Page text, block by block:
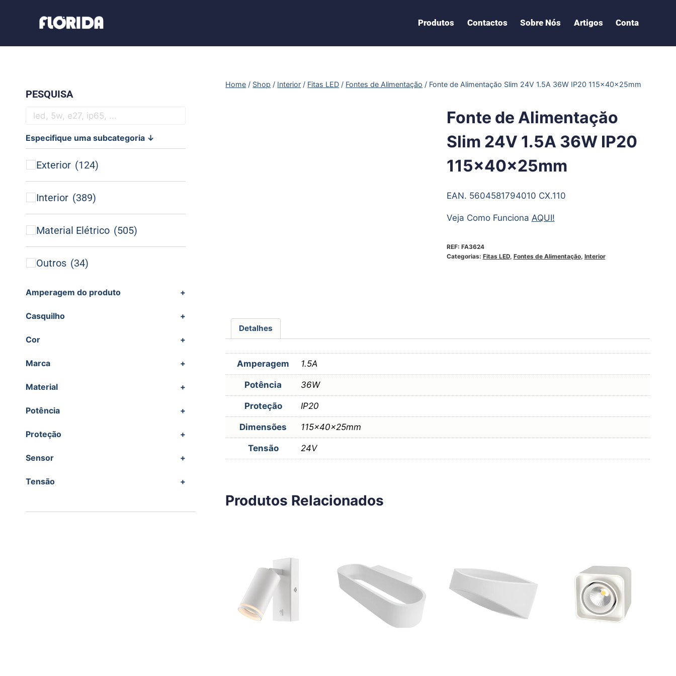
Produtos Contactos Sobre Nós Artigos Conta
Home / Shop / Interior / Fitas LED / Fontes de Alimentação / Fonte de Alimentaçăo Slim 24V 1.5A 36W IP20 115x40x25mm
Fonte de Alimentaçăo
Slim 24V 1.5A 36W IP20
115x40x25mm
EAN. 5604581794010 CX.110
Veja Como Funciona AQUI!
REF: FA3624
Categorias: Fitas LED, Fontes de Alimentação, Interior
Detalhes
Amperagem 1.5A
Potência 36W
Proteção IP20
Dimensões 115x40x25mm
Tensão 24V
Produtos Relacionados
PESQUISA
Especifique uma subcategoria ↓
Exterior (124)
Interior (389)
Material Elétrico (505)
Outros (34)
Amperagem do produto +
Casquilho +
Cor +
Marca +
Material +
Potência +
Proteção +
Sensor +
Tensão +